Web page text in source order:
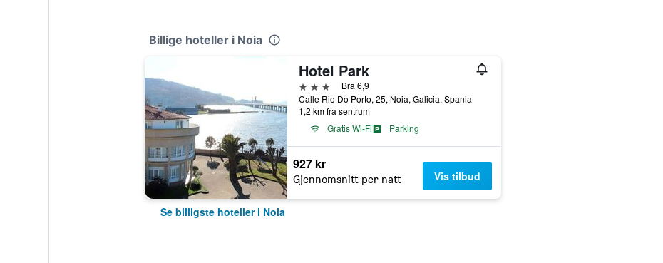
Billige hoteller i Noia
Hotel Park
3 stjernerBra 6,9
Calle Rio Do Porto, 25, Noia, Galicia, Spania
1,2 km fra sentrum
Gratis Wi-Fi
Parking
927 kr
Gjennomsnitt per natt Vis tilbud
Se billigste hoteller i Noia